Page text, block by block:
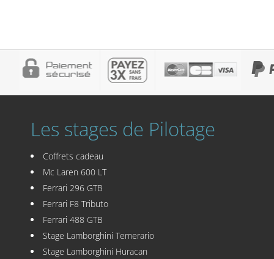
Les stages de Pilotage
Coffrets cadeau
Mc Laren 600 LT
Ferrari 296 GTB
Ferrari F8 Tributo
Ferrari 488 GTB
Stage Lamborghini Temerario
Stage Lamborghini Huracan